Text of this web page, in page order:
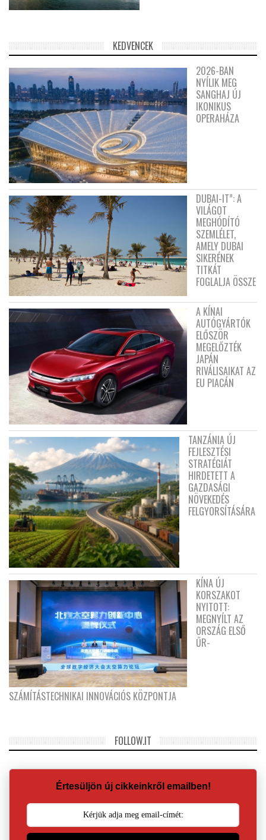
KEDVENCEK
2026-BAN
NYÍLIK MEG
SANGHAJ ÚJ
IKONIKUS
OPERAHÁZA
DUBAI-IT”: A
VILÁGOT
MEGHÓDÍTÓ
SZEMLÉLET,
AMELY DUBAI
SIKERÉNEK
TITKÁT
FOGLALJA ÖSSZE
A KÍNAI
AUTÓGYÁRTÓK
ELŐSZÖR
MEGELŐZTÉK
JAPÁN
RIVÁLISAIKAT AZ
EU PIACÁN
TANZÁNIA ÚJ
FEJLESZTÉSI
STRATÉGIÁT
HIRDETETT A
GAZDASÁGI
NÖVEKEDÉS
FELGYORSÍTÁSÁRA
KÍNA ÚJ
KORSZAKOT
NYITOTT:
MEGNYÍLT AZ
ORSZÁG ELSŐ
ŰR-
SZÁMÍTÁSTECHNIKAI INNOVÁCIÓS KÖZPONTJA
FOLLOW.IT
Értesüljön új cikkeinkről emailben!